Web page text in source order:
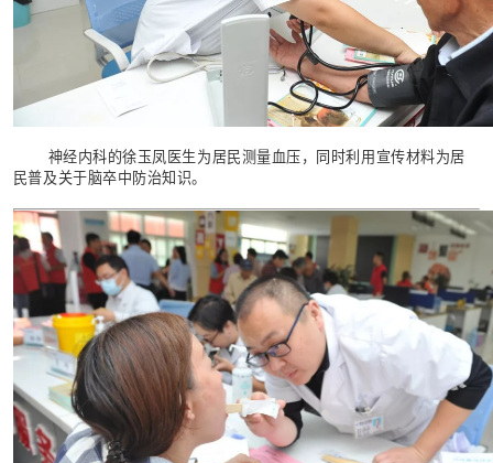
神经内科的徐玉凤医生为居民测量血压，同时利用宣传材料为居
民普及关于脑卒中防治知识。